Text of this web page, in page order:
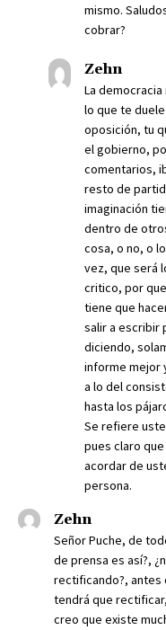
mismo.
cobrar?
Zehn
La
lo que te
oposición, tu
el gobierno,
comentarios,
resto de
imaginación
dentro de
cosa, o no, o
vez, que será
critico, por
tiene que
salir a escribir
diciendo,
informe mejor
a lo del
hasta los
Se refiere
pues claro
acordar de
persona.
Zehn
Señor Puche, de
de prensa es así?,
rectificando?, antes
tendrá que
creo que existe